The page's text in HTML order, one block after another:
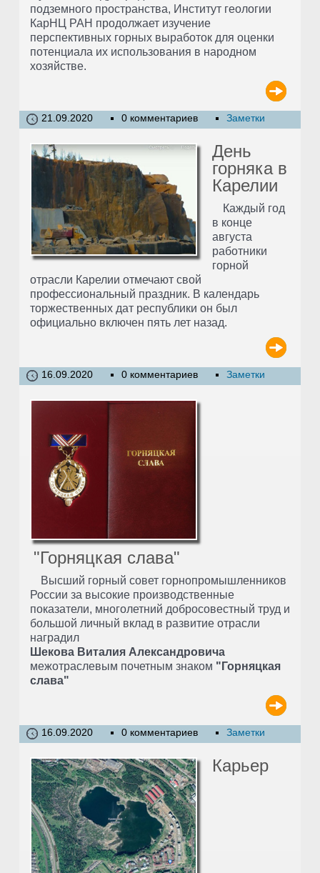
подземного пространства, Институт геологии
КарНЦ РАН продолжает изучение
перспективных горных выработок для оценки
потенциала их использования в народном
хозяйстве.
21.09.2020 0 комментариев Заметки
День
горняка в
Карелии
Каждый год
в конце
августа
работники
горной
отрасли Карелии отмечают свой
профессиональный праздник. В календарь
торжественных дат республики он был
официально включен пять лет назад.
16.09.2020 0 комментариев Заметки
"Горняцкая слава"
Высший горный совет горнопромышленников
России за высокие производственные
показатели, многолетний добросовестный труд и
большой личный вклад в развитие отрасли
наградил
Шекова Виталия Александровича
межотраслевым почетным знаком "Горняцкая
слава"
16.09.2020 0 комментариев Заметки
Карьер